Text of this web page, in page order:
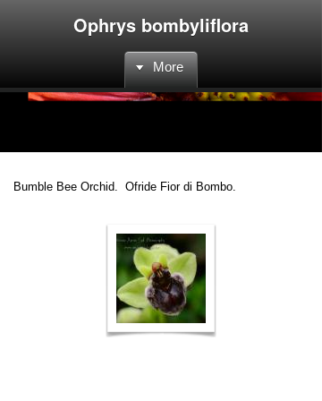
Ophrys bombyliflora
More
Bumble Bee Orchid. Ofride Fior di Bombo.